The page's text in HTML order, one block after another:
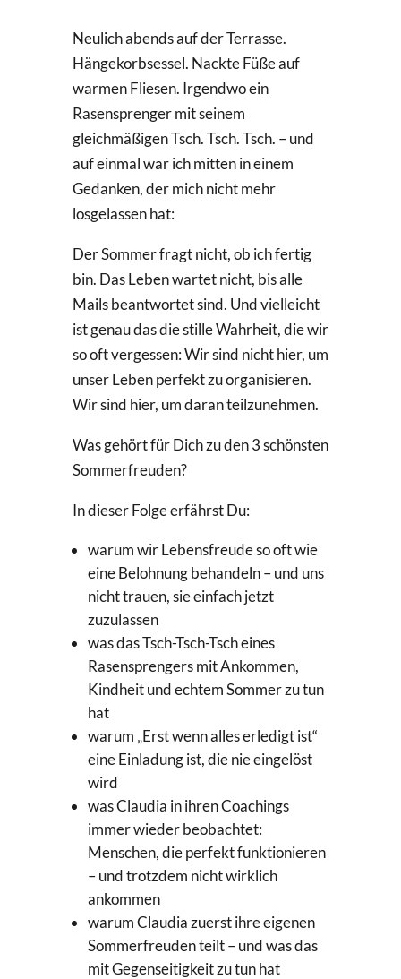
Neulich abends auf der Terrasse.
Hängekorbsessel. Nackte Füße auf
warmen Fliesen. Irgendwo ein
Rasensprenger mit seinem
gleichmäßigen Tsch. Tsch. Tsch. – und
auf einmal war ich mitten in einem
Gedanken, der mich nicht mehr
losgelassen hat:
Der Sommer fragt nicht, ob ich fertig
bin. Das Leben wartet nicht, bis alle
Mails beantwortet sind. Und vielleicht
ist genau das die stille Wahrheit, die wir
so oft vergessen: Wir sind nicht hier, um
unser Leben perfekt zu organisieren.
Wir sind hier, um daran teilzunehmen.
Was gehört für Dich zu den 3 schönsten
Sommerfreuden?
In dieser Folge erfährst Du:
warum wir Lebensfreude so oft wie
eine Belohnung behandeln – und uns
nicht trauen, sie einfach jetzt
zuzulassen
was das Tsch-Tsch-Tsch eines
Rasensprengers mit Ankommen,
Kindheit und echtem Sommer zu tun
hat
warum „Erst wenn alles erledigt ist“
eine Einladung ist, die nie eingelöst
wird
was Claudia in ihren Coachings
immer wieder beobachtet:
Menschen, die perfekt funktionieren
– und trotzdem nicht wirklich
ankommen
warum Claudia zuerst ihre eigenen
Sommerfreuden teilt – und was das
mit Gegenseitigkeit zu tun hat